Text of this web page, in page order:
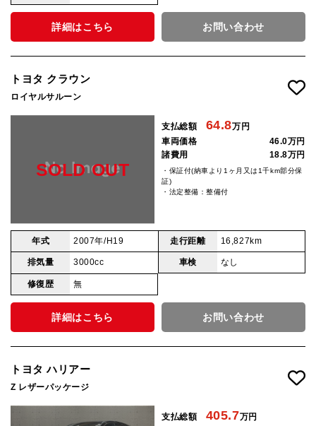
詳細はこちら お問い合わせ
トヨタ クラウン
ロイヤルサルーン
SOLD OUT
支払総額 64.8万円
車両価格
46.0万円
諸費用
18.8万円
・保証付(納車より1ヶ月又は1千km部分保
証)
・法定整備：整備付
年式 2007年/H19 走行距離 16,827km
排気量 3000cc 車検 なし
修復歴 無
詳細はこちら お問い合わせ
トヨタ ハリアー
Z レザーパッケージ
支払総額 405.7万円